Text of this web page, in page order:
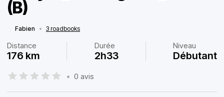
(B)
Fabien • 3 roadbooks
Distance
176 km
Durée
2h33
Niveau
Débutant
• 0 avis